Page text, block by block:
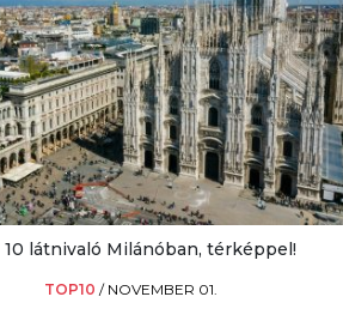
10 látnivaló Milánóban, térképpel!
TOP10/ NOVEMBER 01.